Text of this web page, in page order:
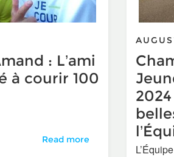
: L’ami
à courir 100
Mario Saint-Amand : L’ami qui
Read more